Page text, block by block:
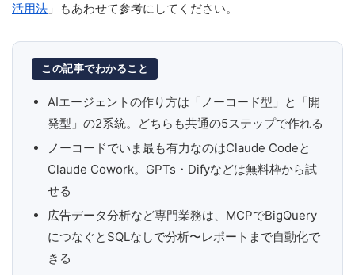
活用法 」もあわせて参考にしてください。
この記事でわかること
AIエージェントの作り方は「ノーコード型」と「開
発型」の2系統。どちらも共通の5ステップで作れる
ノーコードでいま最も有力なのはClaude Codeと
Claude Cowork。GPTs・Difyなどは無料枠から試
せる
広告データ分析など専門業務は、MCPでBigQuery
につなぐとSQLなしで分析〜レポートまで自動化で
きる